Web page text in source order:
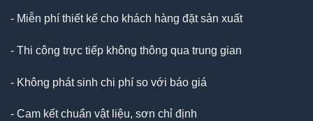
- Miễn phí thiết kế cho khách hàng đặt sản xuất
- Thi công trực tiếp không thông qua trung gian
- Không phát sinh chi phí so với báo giá
- Cam kết chuẩn vật liệu, sơn chỉ định